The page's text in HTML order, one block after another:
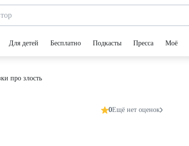
Для детей Бесплатно Подкасты Пресса Моё
про злость
0Ещё нет оценок